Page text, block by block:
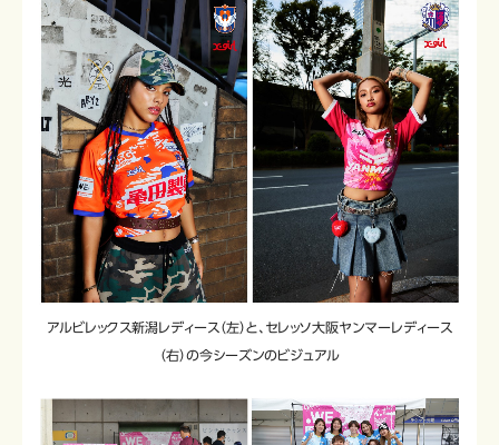
アルビレックス新潟レディース（左）と、セレッソ大阪ヤンマーレディース
（右）の今シーズンのビジュアル